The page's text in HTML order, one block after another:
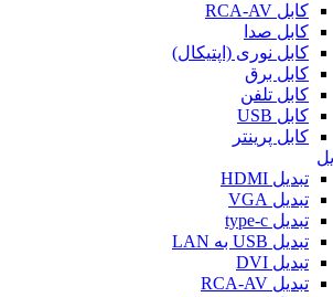
کابل RCA-AV
کابل صدا
کابل نوری (اپتیکال)
کابل برق
کابل تلفن
کابل USB
کابل پرینتر
تبدیل HDMI
تبدیل VGA
تبدیل type-c
تبدیل USB به LAN
تبدیل DVI
تبدیل RCA-AV